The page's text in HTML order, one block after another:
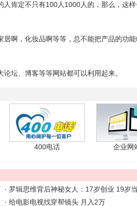
肯定不只有100人1000人的，那么，这
啊，化妆品啊等等，总不能把产品的功
坛、博客等等网站都可以利用起来。
400电话 企业网
· 罗辑思维背后神秘女人：17岁创业 19岁
· 给电影电视找穿帮镜头 月入2万